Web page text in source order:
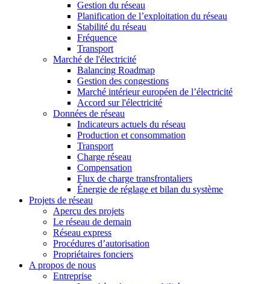
Gestion du réseau
Planification de l’exploitation du réseau
Stabilité du réseau
Fréquence
Transport
Marché de l'électricité
Balancing Roadmap
Gestion des congestions
Marché intérieur européen de l’électricité
Accord sur l'électricité
Données de réseau
Indicateurs actuels du réseau
Production et consommation
Transport
Charge réseau
Compensation
Flux de charge transfrontaliers
Énergie de réglage et bilan du système
Projets de réseau
Aperçu des projets
Le réseau de demain
Réseau express
Procédures d’autorisation
Propriétaires fonciers
A propos de nous
Entreprise